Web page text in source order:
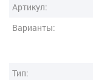
Артикул:
Варианты:
Тип: